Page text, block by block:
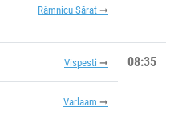
Râmnicu Sărat
Vispesti 08:35
Varlaam